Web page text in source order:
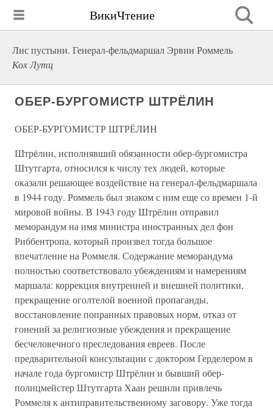
ВикиЧтение
Лис пустыни. Генерал-фельдмаршал Эрвин Роммель
Кох Лутц
ОБЕР-БУРГОМИСТР ШТРЁЛИН
ОБЕР-БУРГОМИСТР ШТРЁЛИН
Штрёлин, исполнявший обязанности обер-бургомистра
Штутгарта, относился к числу тех людей, которые
оказали решающее воздействие на генерал-фельдмаршала
в 1944 году. Роммель был знаком с ним еще со времен 1-й
мировой войны. В 1943 году Штрёлин отправил
меморандум на имя министра иностранных дел фон
Риббентропа, который произвел тогда большое
впечатление на Роммеля. Содержание меморандума
полностью соответствовало убеждениям и намерениям
маршала: коррекция внутренней и внешней политики,
прекращение оголтелой военной пропаганды,
восстановление попранных правовых норм, отказ от
гонений за религиозные убеждения и прекращение
бесчеловечного преследования евреев. После
предварительной консультации с доктором Герделером в
начале года бургомистр Штрёлин и бывший обер-
полицмейстер Штутгарта Хаан решили привлечь
Роммеля к антиправительственному заговору. Уже тогда